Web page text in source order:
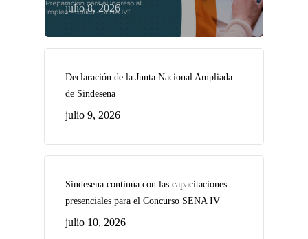
julio 8, 2026
Declaración de la Junta Nacional Ampliada
de Sindesena
julio 9, 2026
Sindesena continúa con las capacitaciones
presenciales para el Concurso SENA IV
julio 10, 2026